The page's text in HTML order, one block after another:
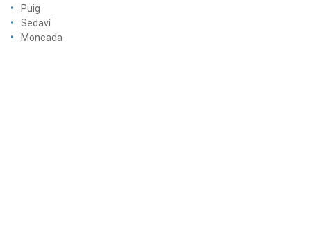
Puig
Sedaví
Moncada